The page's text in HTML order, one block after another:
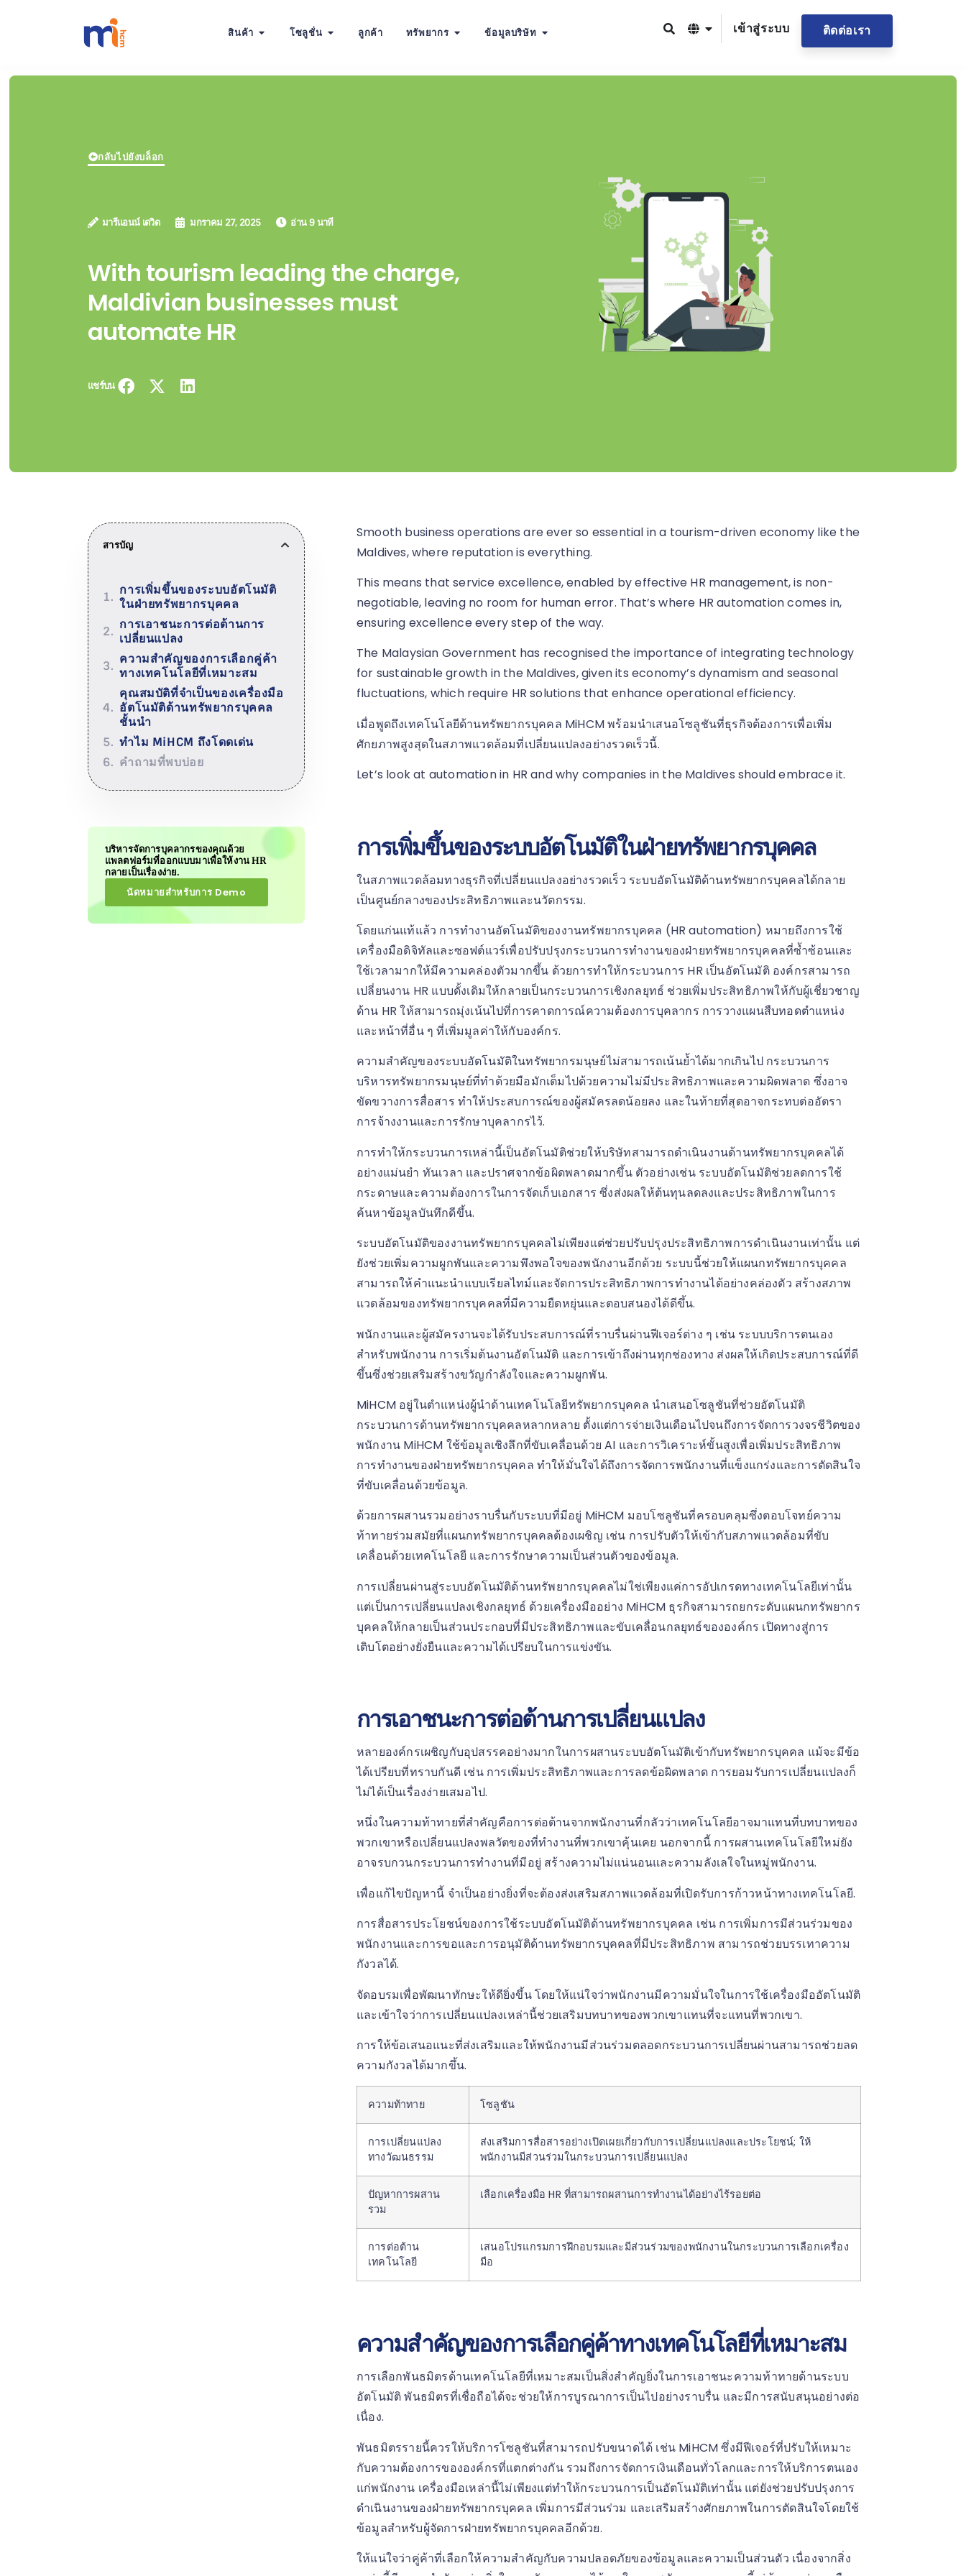
สินค้า โซลูชั่น ลูกค้า ทรัพยากร ข้อมูลบริษัท เข้าสู่ระบบ ติดต่อเรา
กลับไปยังบล็อก
มารีแอนน์ เดวิด มกราคม 27, 2025 อ่าน 9 นาที
With tourism leading the charge,
Maldivian businesses must
automate HR
แชร์บน
สารบัญ
การเพิ่มขึ้นของระบบอัตโนมัติ
ในฝ่ายทรัพยากรบุคคล
การเอาชนะการต่อต้านการ
เปลี่ยนแปลง
ความสำคัญของการเลือกคู่ค้า
ทางเทคโนโลยีที่เหมาะสม
คุณสมบัติที่จำเป็นของเครื่องมือ
อัตโนมัติด้านทรัพยากรบุคคล
ชั้นนำ
ทำไม MiHCM ถึงโดดเด่น
คำถามที่พบบ่อย
บริหารจัดการบุคลากรของคุณด้วย
แพลตฟอร์มที่ออกแบบมาเพื่อให้งาน HR
กลายเป็นเรื่องง่าย.
นัดหมายสำหรับการ Demo
Smooth business operations are ever so essential in a tourism-driven economy like the
Maldives, where reputation is everything.
This means that service excellence, enabled by effective HR management, is non-
negotiable, leaving no room for human error. That’s where HR automation comes in,
ensuring excellence every step of the way.
The Malaysian Government has recognised the importance of integrating technology
for sustainable growth in the Maldives, given its economy’s dynamism and seasonal
fluctuations, which require HR solutions that enhance operational efficiency.
เมื่อพูดถึงเทคโนโลยีด้านทรัพยากรบุคคล MiHCM พร้อมนำเสนอโซลูชันที่ธุรกิจต้องการเพื่อเพิ่ม
ศักยภาพสูงสุดในสภาพแวดล้อมที่เปลี่ยนแปลงอย่างรวดเร็วนี้.
Let’s look at automation in HR and why companies in the Maldives should embrace it.
การเพิ่มขึ้นของระบบอัตโนมัติในฝ่ายทรัพยากรบุคคล
ในสภาพแวดล้อมทางธุรกิจที่เปลี่ยนแปลงอย่างรวดเร็ว ระบบอัตโนมัติด้านทรัพยากรบุคคลได้กลาย
เป็นศูนย์กลางของประสิทธิภาพและนวัตกรรม.
โดยแก่นแท้แล้ว การทำงานอัตโนมัติของงานทรัพยากรบุคคล (HR automation) หมายถึงการใช้
เครื่องมือดิจิทัลและซอฟต์แวร์เพื่อปรับปรุงกระบวนการทำงานของฝ่ายทรัพยากรบุคคลที่ซ้ำซ้อนและ
ใช้เวลามากให้มีความคล่องตัวมากขึ้น ด้วยการทำให้กระบวนการ HR เป็นอัตโนมัติ องค์กรสามารถ
เปลี่ยนงาน HR แบบดั้งเดิมให้กลายเป็นกระบวนการเชิงกลยุทธ์ ช่วยเพิ่มประสิทธิภาพให้กับผู้เชี่ยวชาญ
ด้าน HR ให้สามารถมุ่งเน้นไปที่การคาดการณ์ความต้องการบุคลากร การวางแผนสืบทอดตำแหน่ง
และหน้าที่อื่น ๆ ที่เพิ่มมูลค่าให้กับองค์กร.
ความสำคัญของระบบอัตโนมัติในทรัพยากรมนุษย์ไม่สามารถเน้นย้ำได้มากเกินไป กระบวนการ
บริหารทรัพยากรมนุษย์ที่ทำด้วยมือมักเต็มไปด้วยความไม่มีประสิทธิภาพและความผิดพลาด ซึ่งอาจ
ขัดขวางการสื่อสาร ทำให้ประสบการณ์ของผู้สมัครลดน้อยลง และในท้ายที่สุดอาจกระทบต่ออัตรา
การจ้างงานและการรักษาบุคลากรไว้.
การทำให้กระบวนการเหล่านี้เป็นอัตโนมัติช่วยให้บริษัทสามารถดำเนินงานด้านทรัพยากรบุคคลได้
อย่างแม่นยำ ทันเวลา และปราศจากข้อผิดพลาดมากขึ้น ตัวอย่างเช่น ระบบอัตโนมัติช่วยลดการใช้
กระดาษและความต้องการในการจัดเก็บเอกสาร ซึ่งส่งผลให้ต้นทุนลดลงและประสิทธิภาพในการ
ค้นหาข้อมูลบันทึกดีขึ้น.
ระบบอัตโนมัติของงานทรัพยากรบุคคลไม่เพียงแต่ช่วยปรับปรุงประสิทธิภาพการดำเนินงานเท่านั้น แต่
ยังช่วยเพิ่มความผูกพันและความพึงพอใจของพนักงานอีกด้วย ระบบนี้ช่วยให้แผนกทรัพยากรบุคคล
สามารถให้คำแนะนำแบบเรียลไทม์และจัดการประสิทธิภาพการทำงานได้อย่างคล่องตัว สร้างสภาพ
แวดล้อมของทรัพยากรบุคคลที่มีความยืดหยุ่นและตอบสนองได้ดีขึ้น.
พนักงานและผู้สมัครงานจะได้รับประสบการณ์ที่ราบรื่นผ่านฟีเจอร์ต่าง ๆ เช่น ระบบบริการตนเอง
สำหรับพนักงาน การเริ่มต้นงานอัตโนมัติ และการเข้าถึงผ่านทุกช่องทาง ส่งผลให้เกิดประสบการณ์ที่ดี
ขึ้นซึ่งช่วยเสริมสร้างขวัญกำลังใจและความผูกพัน.
MiHCM อยู่ในตำแหน่งผู้นำด้านเทคโนโลยีทรัพยากรบุคคล นำเสนอโซลูชันที่ช่วยอัตโนมัติ
กระบวนการด้านทรัพยากรบุคคลหลากหลาย ตั้งแต่การจ่ายเงินเดือนไปจนถึงการจัดการวงจรชีวิตของ
พนักงาน MiHCM ใช้ข้อมูลเชิงลึกที่ขับเคลื่อนด้วย AI และการวิเคราะห์ขั้นสูงเพื่อเพิ่มประสิทธิภาพ
การทำงานของฝ่ายทรัพยากรบุคคล ทำให้มั่นใจได้ถึงการจัดการพนักงานที่แข็งแกร่งและการตัดสินใจ
ที่ขับเคลื่อนด้วยข้อมูล.
ด้วยการผสานรวมอย่างราบรื่นกับระบบที่มีอยู่ MiHCM มอบโซลูชันที่ครอบคลุมซึ่งตอบโจทย์ความ
ท้าทายร่วมสมัยที่แผนกทรัพยากรบุคคลต้องเผชิญ เช่น การปรับตัวให้เข้ากับสภาพแวดล้อมที่ขับ
เคลื่อนด้วยเทคโนโลยี และการรักษาความเป็นส่วนตัวของข้อมูล.
การเปลี่ยนผ่านสู่ระบบอัตโนมัติด้านทรัพยากรบุคคลไม่ใช่เพียงแค่การอัปเกรดทางเทคโนโลยีเท่านั้น
แต่เป็นการเปลี่ยนแปลงเชิงกลยุทธ์ ด้วยเครื่องมืออย่าง MiHCM ธุรกิจสามารถยกระดับแผนกทรัพยากร
บุคคลให้กลายเป็นส่วนประกอบที่มีประสิทธิภาพและขับเคลื่อนกลยุทธ์ขององค์กร เปิดทางสู่การ
เติบโตอย่างยั่งยืนและความได้เปรียบในการแข่งขัน.
การเอาชนะการต่อต้านการเปลี่ยนแปลง
หลายองค์กรเผชิญกับอุปสรรคอย่างมากในการผสานระบบอัตโนมัติเข้ากับทรัพยากรบุคคล แม้จะมีข้อ
ได้เปรียบที่ทราบกันดี เช่น การเพิ่มประสิทธิภาพและการลดข้อผิดพลาด การยอมรับการเปลี่ยนแปลงก็
ไม่ได้เป็นเรื่องง่ายเสมอไป.
หนึ่งในความท้าทายที่สำคัญคือการต่อต้านจากพนักงานที่กลัวว่าเทคโนโลยีอาจมาแทนที่บทบาทของ
พวกเขาหรือเปลี่ยนแปลงพลวัตของที่ทำงานที่พวกเขาคุ้นเคย นอกจากนี้ การผสานเทคโนโลยีใหม่ยัง
อาจรบกวนกระบวนการทำงานที่มีอยู่ สร้างความไม่แน่นอนและความลังเลใจในหมู่พนักงาน.
เพื่อแก้ไขปัญหานี้ จำเป็นอย่างยิ่งที่จะต้องส่งเสริมสภาพแวดล้อมที่เปิดรับการก้าวหน้าทางเทคโนโลยี.
การสื่อสารประโยชน์ของการใช้ระบบอัตโนมัติด้านทรัพยากรบุคคล เช่น การเพิ่มการมีส่วนร่วมของ
พนักงานและการขอและการอนุมัติด้านทรัพยากรบุคคลที่มีประสิทธิภาพ สามารถช่วยบรรเทาความ
กังวลได้.
จัดอบรมเพื่อพัฒนาทักษะให้ดียิ่งขึ้น โดยให้แน่ใจว่าพนักงานมีความมั่นใจในการใช้เครื่องมืออัตโนมัติ
และเข้าใจว่าการเปลี่ยนแปลงเหล่านี้ช่วยเสริมบทบาทของพวกเขาแทนที่จะแทนที่พวกเขา.
การให้ข้อเสนอแนะที่ส่งเสริมและให้พนักงานมีส่วนร่วมตลอดกระบวนการเปลี่ยนผ่านสามารถช่วยลด
ความกังวลได้มากขึ้น.
ความท้าทาย โซลูชัน
การเปลี่ยนแปลง
ทางวัฒนธรรม
ส่งเสริมการสื่อสารอย่างเปิดเผยเกี่ยวกับการเปลี่ยนแปลงและประโยชน์; ให้
พนักงานมีส่วนร่วมในกระบวนการเปลี่ยนแปลง
ปัญหาการผสาน
รวม
เลือกเครื่องมือ HR ที่สามารถผสานการทำงานได้อย่างไร้รอยต่อ
การต่อต้าน
เทคโนโลยี
เสนอโปรแกรมการฝึกอบรมและมีส่วนร่วมของพนักงานในกระบวนการเลือกเครื่อง
มือ
ความสำคัญของการเลือกคู่ค้าทางเทคโนโลยีที่เหมาะสม
การเลือกพันธมิตรด้านเทคโนโลยีที่เหมาะสมเป็นสิ่งสำคัญยิ่งในการเอาชนะความท้าทายด้านระบบ
อัตโนมัติ พันธมิตรที่เชื่อถือได้จะช่วยให้การบูรณาการเป็นไปอย่างราบรื่น และมีการสนับสนุนอย่างต่อ
เนื่อง.
พันธมิตรรายนี้ควรให้บริการโซลูชันที่สามารถปรับขนาดได้ เช่น MiHCM ซึ่งมีฟีเจอร์ที่ปรับให้เหมาะ
กับความต้องการขององค์กรที่แตกต่างกัน รวมถึงการจัดการเงินเดือนทั่วโลกและการให้บริการตนเอง
แก่พนักงาน เครื่องมือเหล่านี้ไม่เพียงแต่ทำให้กระบวนการเป็นอัตโนมัติเท่านั้น แต่ยังช่วยปรับปรุงการ
ดำเนินงานของฝ่ายทรัพยากรบุคคล เพิ่มการมีส่วนร่วม และเสริมสร้างศักยภาพในการตัดสินใจโดยใช้
ข้อมูลสำหรับผู้จัดการฝ่ายทรัพยากรบุคคลอีกด้วย.
ให้แน่ใจว่าคู่ค้าที่เลือกให้ความสำคัญกับความปลอดภัยของข้อมูลและความเป็นส่วนตัว เนื่องจากสิ่ง